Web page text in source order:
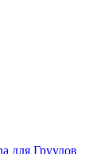
для Груулов